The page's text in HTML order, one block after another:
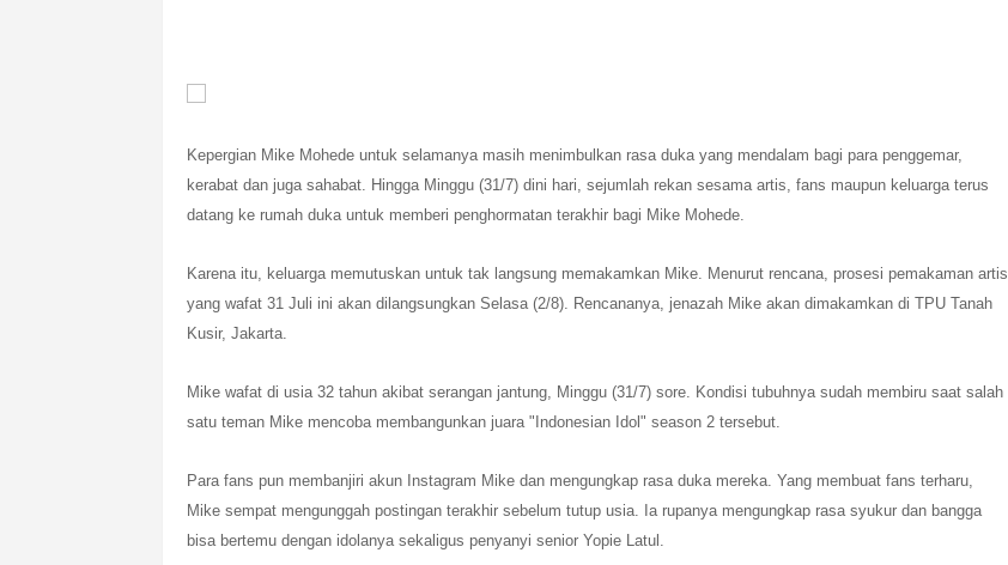
Kepergian Mike Mohedeuntuk selamanya masih menimbulkan rasa duka yang mendalam bagi para penggemar,
kerabat dan juga sahabat. Hingga Minggu (31/7) dini hari, sejumlah rekan sesama artis, fans maupun keluarga terus
datang ke rumah duka untuk memberi penghormatan terakhir bagi Mike Mohede.
Karena itu, keluarga memutuskan untuk tak langsung memakamkan Mike. Menurut rencana, prosesi pemakaman artis
yang wafat 31 Juli ini akan dilangsungkan Selasa (2/8). Rencananya, jenazah Mike akan dimakamkan di TPU Tanah
Kusir, Jakarta.
Mike wafat di usia 32 tahun akibat serangan jantung, Minggu (31/7) sore. Kondisi tubuhnya sudah membiru saat salah
satu teman Mike mencoba membangunkan juara "Indonesian Idol" season 2 tersebut.
Para fans pun membanjiri akun Instagram Mike dan mengungkap rasa duka mereka. Yang membuat fans terharu,
Mike sempat mengunggah postingan terakhir sebelum tutup usia. Ia rupanya mengungkap rasa syukur dan bangga
bisa bertemu dengan idolanya sekaligus penyanyi senior Yopie Latul .